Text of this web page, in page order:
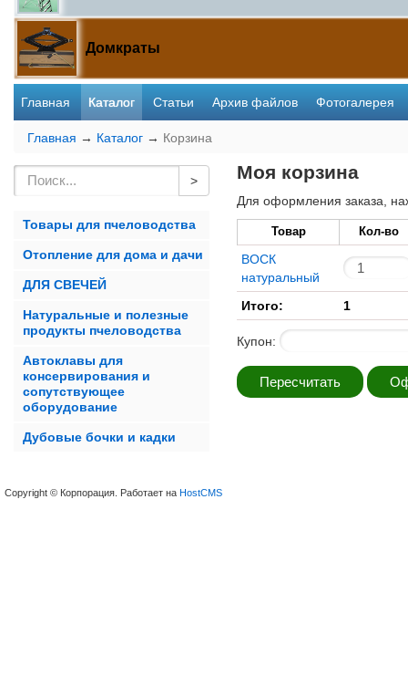
Домкраты
Главная Каталог Статьи Архив файлов Фотогалерея
Главная → Каталог → Корзина
Товары для пчеловодства
Отопление для дома и дачи
ДЛЯ СВЕЧЕЙ
Натуральные и полезные
продукты пчеловодства
Автоклавы для
консервирования и
сопутствующее
оборудование
Дубовые бочки и кадки
Моя корзина
Для оформления заказа,
Товар Кол-во
ВОСК
натуральный
Итого:
1
Купон:
Copyright © Корпорация. Работает на HostCMS